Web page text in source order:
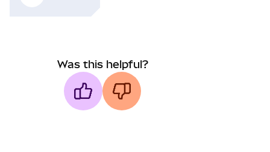
Was this helpful?